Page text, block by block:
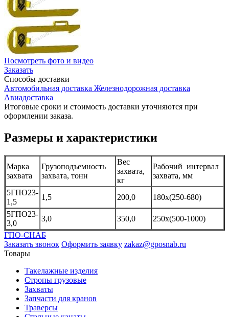
Посмотреть фото и видео
Заказать
Способы доставки
Автомобильная доставка Железнодорожная доставка
Авиадоставка
Итоговые сроки и стоимость доставки уточняются при
оформлении заказа.
Размеры и характеристики
Марка
захвата
Грузоподъемность
захвата, тонн
Вес
захвата,
кг
Рабочий интервал
захвата, мм
5ГПО23-
1,5
1,5 200,0
180х(250-680)
5ГПО23-
3,0
3,0 350,0
250х(500-1000)
ГПО-СНАБ
Заказать звонок Оформить заявку zakaz@gposnab.ru
Товары
Такелажные изделия
Стропы грузовые
Захваты
Запчасти для кранов
Траверсы